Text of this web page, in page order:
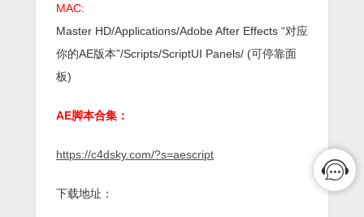
MAC:
Master HD/Applications/Adobe After Effects “对应
你的AE版本”/Scripts/ScriptUI Panels/ (可停靠面
板)
AE脚本合集：
https://c4dsky.com/?s=aescript
下载地址：